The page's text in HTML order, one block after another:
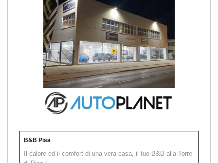
B&B Pisa
Il calore ed il comfort di una vera casa, il tuo B&B alla Torre